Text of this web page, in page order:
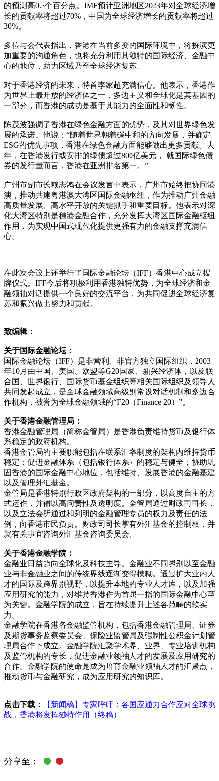
的预测高0.3个百分点。IMF预计亚洲地区2023年对全球经济增
长的贡献率将超过70%，中国为全球经济增长的贡献率将超过
30%。
多位与会代表指出，香港在当前多变的国际环境中，将扮演更
加重要的沟通角色，也将充分利用其独特的国际经济、金融中
心的地位，助力区域乃至全球经济复苏。
对于香港经济的未来，特首李家超充满信心。他表示，香港作
为世界上最开放的经济体之一，多边主义和全球化是其基因的
一部分，而香港的成功是基于其能力的全面性和韧性。
陈茂波强调了香港在绿色金融方面的优势，及其对世界绿色发
展的承诺。他说：“随着世界朝着碳中和的方向发展，并确定
ESG的优先事项，香港在绿色金融方面能够做出更多贡献。去
年，在香港发行或安排的绿债超过800亿美元， 就国际绿色债
券的发行量而言，香港在亚洲排名第一。”
广州市副市长赖志鸿在会议发言中表示，广州市始终把协同港
澳，推动共建粤港澳大湾区国际金融枢纽，作为推动广州金融
高质量发展、高水平开放的关键抓手和重要目标。他表示对深
化大湾区特别是穗港金融合作，充分发挥大湾区国际金融枢纽
作用，为实现中国式现代化提供更强有力的金融支撑充满信
心。
在此次会议上还举行了国际金融论坛（IFF）香港中心成立揭
牌仪式。IFF今后将积极利用香港独特优势，为全球经济和金
融领袖对话提供一个良好的交流平台，为共同促进全球经济复
苏和振兴做出努力和贡献。
致编辑：
关于国际金融论坛：
国际金融论坛（IFF）是非营利、非官方独立国际组织，2003
年10月由中国、美国、欧盟等G20国家、新兴经济体，以及联
合国、世界银行、国际货币基金组织等相关国际组织及领导人
共同发起成立，是全球金融领域高级别常设对话机制和多边合
作机构，被誉为全球金融领域的“F20（Finance 20）”。
关于香港金融管理局：
香港金融管理局（简称金管局）是香港负责维持货币及银行体
系稳定的政府机构。
香港金管局的主要职能包括在联系汇率制度的架构内维持货币
稳定；促进金融体系（包括银行体系）的稳定与健全；协助巩
固香港的国际金融中心地位，包括维持、发展香港的金融基建
以及管理外汇基金。
金管局是香港特别行政区政府架构的一部分，以高度自主的方
式运作，并辅以高问责性及透明度。金管局通过财政司司长，
以及立法会所通过和列明的金融管理专员的权力及责任的法
例，向香港市民负责。财政司司长掌有外汇基金的控制权，并
就有关事宜咨询外汇基金咨询委员会。
关于香港金融学院：
金融业日益趋向全球化及科技主导。金融业不同界别以至金融
业与非金融业之间的传统界线逐渐变得模糊。通过扩大业内人
才的国际及跨界别视野，以提升本地的专业人才库，以及加强
应用研究的能力，对维持香港作为首屈一指的国际金融中心至
为关键。金融学院的成立，旨在持续提升上述各范畴的软实
力。
金融学院在香港各金融监管机构，包括香港金融管理局、证券
及期货事务监察委员会、保险业监管局及强制性公积金计划管
理局合作下成立。金融学院汇聚学术界、业界、专业培训机构
及监管机构的专长，促进金融业领袖人才的发展及应用研究的
合作。金融学院的使命是成为培育金融业领袖人才的汇聚点，
推动货币与金融研究，成为应用研究的知识库。
点击下载：
【新闻稿】专家呼吁：各国应通力合作应对全球挑
战，香港将发挥独特作用（终稿）
分享至：